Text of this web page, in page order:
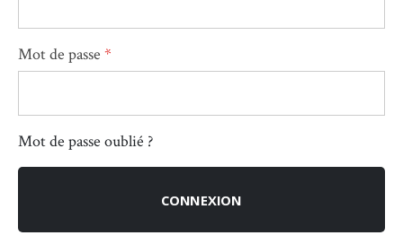
Mot de passe
Mot de passe oublié ?
CONNEXION